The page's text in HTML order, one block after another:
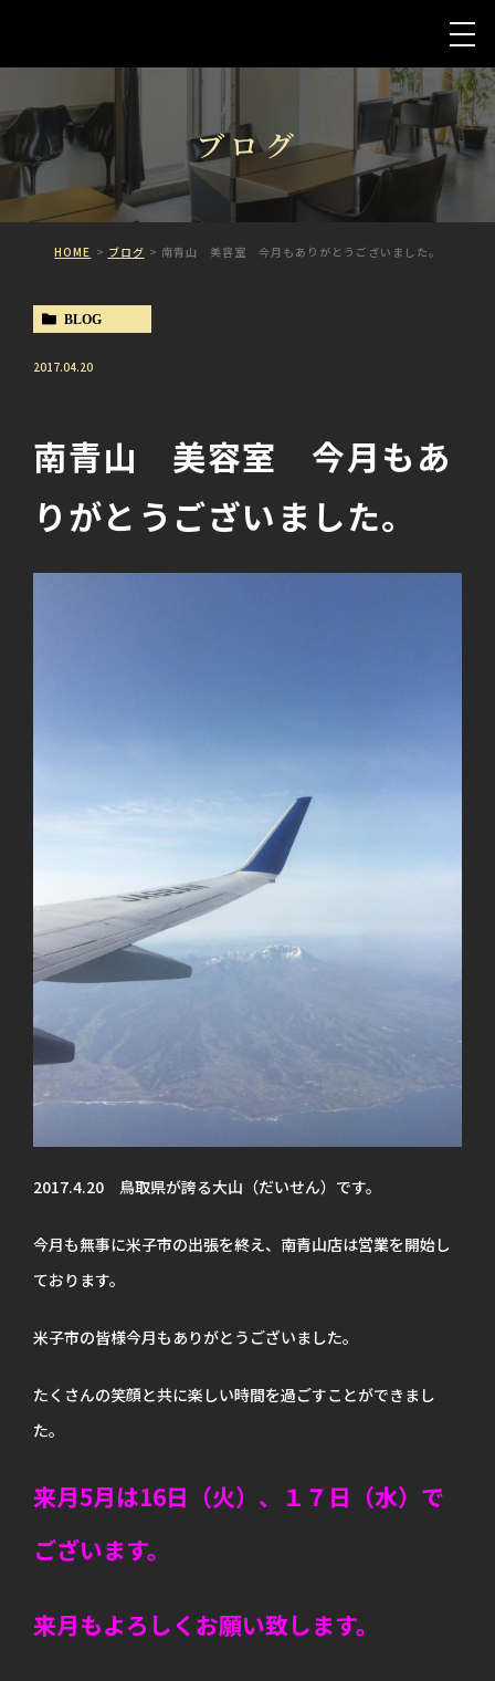
ブログ
HOME ブログ 南青山 美容室 今月もありがとうございました。
BLOG
2017.04.20
南青山 美容室 今月もあ
りがとうございました。
2017.4.20 鳥取県が誇る大山（だいせん）です。
今月も無事に米子市の出張を終え、南青山店は営業を開始し
ております。
米子市の皆様今月もありがとうございました。
たくさんの笑顔と共に楽しい時間を過ごすことができまし
た。
来月5月は16日（火）、１７日（水）で
ございます。
来月もよろしくお願い致します。